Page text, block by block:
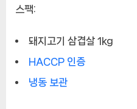
스팩:
돼지고기 삼겹살 1kg
HACCP 인증
냉동 보관